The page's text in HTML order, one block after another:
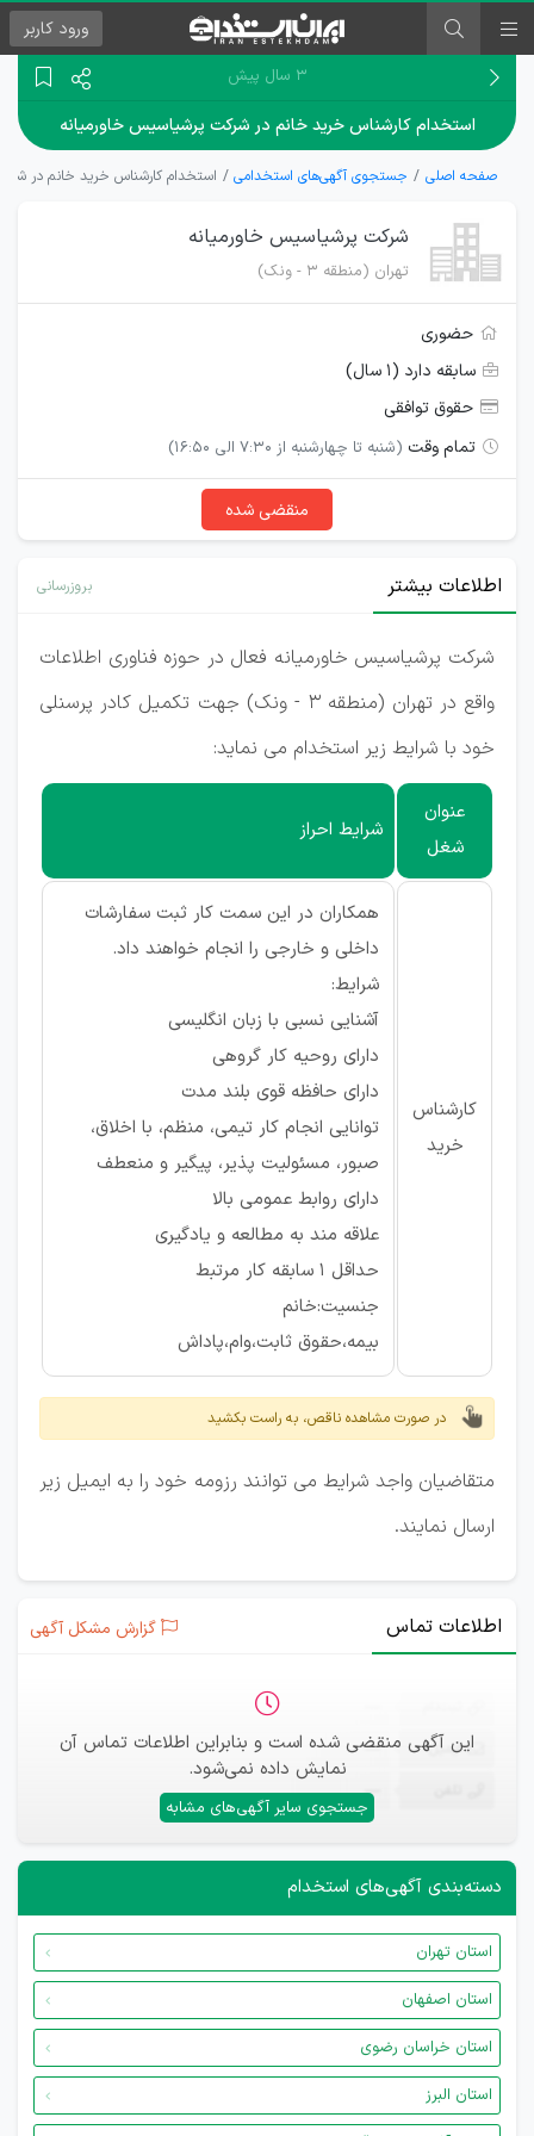
ورود کاربر
۳ سال پیش
استخدام کارشناس خرید خانم در شرکت پرشیاسیس خاورمیانه
صفحه اصلی جستجوی آگهی‌های استخدامی استخدام کارشناس خرید خانم در
شرکت پرشیاسیس خاورمیانه
تهران (منطقه 3 - ونک)
حضوری
سابقه دارد (۱ سال)
حقوق توافقی
تمام وقت (شنبه تا چهارشنبه از 7:30 الی 16:50)
منقضی شده
اطلاعات بیشتر بروزرسانی
شرکت پرشیاسیس خاورمیانه فعال در حوزه فناوری اطلاعات
واقع در تهران (منطقه 3 - ونک) جهت تکمیل کادر پرسنلی
خود با شرایط زیر استخدام می نماید:
عنوان
شغل
شرایط احراز
کارشناس
خرید
همکاران در این سمت کار ثبت سفارشات
داخلی و خارجی را انجام خواهند داد.
شرایط:
آشنایی نسبی با زبان انگلیسی
دارای روحیه کار گروهی
دارای حافظه قوی بلند مدت
توانایی انجام کار تیمی، منظم، با اخلاق،
صبور، مسئولیت پذیر، پیگیر و منعطف
دارای روابط عمومی بالا
علاقه مند به مطالعه و یادگیری
حداقل 1 سابقه کار مرتبط
جنسیت:خانم
بیمه،حقوق ثابت،وام،پاداش
در صورت مشاهده ناقص، به راست بکشید
متقاضیان واجد شرایط می توانند رزومه خود را به ایمیل زیر
ارسال نمایند.
اطلاعات تماس گزارش مشکل آگهی
این آگهی منقضی شده است و بنابراین اطلاعات تماس آن
نمایش داده نمی‌شود.
جستجوی سایر آگهی‌های مشابه
ایمیل —
—
دسته‌بندی آگهی‌های استخدام
استان تهران
استان اصفهان
استان خراسان رضوی
استان البرز